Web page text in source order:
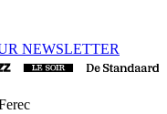
NEWSLETTER